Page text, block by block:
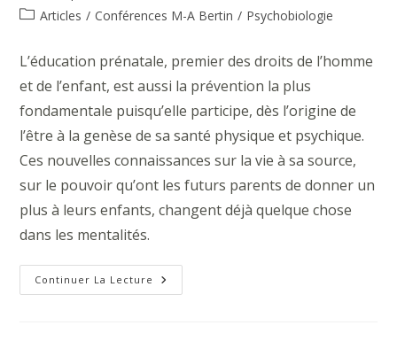
publiée :
PostArticles / Conférences M-A Bertin / Psychobiologie
L’éducation prénatale, premier des droits de l’homme
et de l’enfant, est aussi la prévention la plus
fondamentale puisqu’elle participe, dès l’origine de
l’être à la genèse de sa santé physique et psychique.
Ces nouvelles connaissances sur la vie à sa source,
sur le pouvoir qu’ont les futurs parents de donner un
plus à leurs enfants, changent déjà quelque chose
dans les mentalités.
Continuer La Lecture L’éducation
Prénatale